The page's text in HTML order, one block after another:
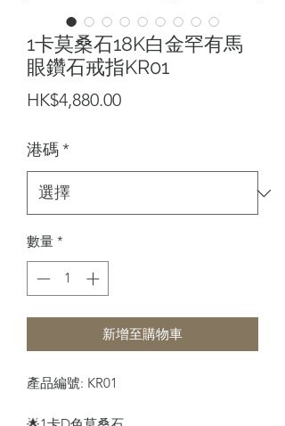
1卡莫桑石18K白金罕有馬
眼鑽石戒指KR01
HK$4,880.00價
港碼*
數量 *
新增至購物車
產品編號: KR01